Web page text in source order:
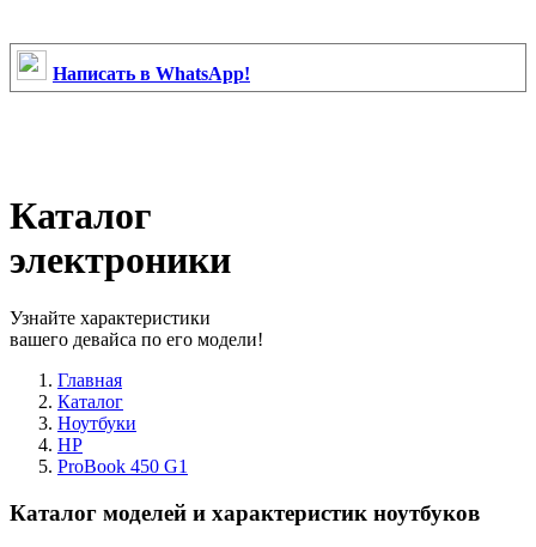
Написать в WhatsApp!
Каталог
электроники
Узнайте характеристики
вашего девайса по его модели!
Главная
Каталог
Ноутбуки
HP
ProBook 450 G1
Каталог моделей и характеристик ноутбуков